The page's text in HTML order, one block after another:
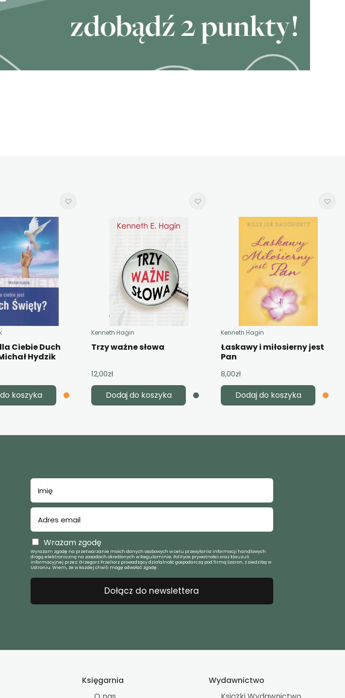
Ciebie Duch
Hydzik
koszyka
Kenneth Hagin
Trzy ważne słowa
12,00zł
Dodaj do koszyka
Kenneth Hagin
Łaskawy i miłosierny jest
Pan
8,00zł
Dodaj do koszyka
Wrażam zgodę
Wyrażam zgodę na przetwarzanie moich danych osobowych w celu przesyłania informacji handlowych
drogą elektroniczną na zasadach określonych w Regulaminie, Polityce prywatności oraz klauzuli
informacyjnej przez: Grzegorz Przeliorz prowadzący działalność gospodarczą pod firmą Szaron, z siedzibą w
Ustroniu. Wiem, że w każdej chwili mogę odwołać zgodę.
Dołącz do newslettera
Księgarnia
Wydawnictwo